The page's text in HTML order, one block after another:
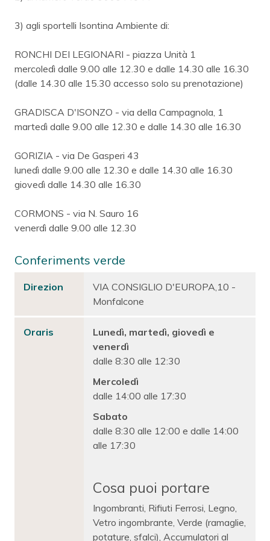
3) agli sportelli Isontina Ambiente di:
RONCHI DEI LEGIONARI - piazza Unità 1
mercoledì dalle 9.00 alle 12.30 e dalle 14.30 alle 16.30
(dalle 14.30 alle 15.30 accesso solo su prenotazione)
GRADISCA D'ISONZO - via della Campagnola, 1
martedì dalle 9.00 alle 12.30 e dalle 14.30 alle 16.30
GORIZIA - via De Gasperi 43
lunedì dalle 9.00 alle 12.30 e dalle 14.30 alle 16.30
giovedì dalle 14.30 alle 16.30
CORMONS - via N. Sauro 16
venerdì dalle 9.00 alle 12.30
Conferiments verde
Direzion
VIA CONSIGLIO D'EUROPA,10 -
Monfalcone
Oraris
Lunedì, martedì, giovedì e
venerdì
dalle 8:30 alle 12:30
Mercoledì
dalle 14:00 alle 17:30
Sabato
dalle 8:30 alle 12:00 e dalle 14:00
alle 17:30
Cosa puoi portare
Ingombranti, Rifiuti Ferrosi, Legno,
Vetro ingombrante, Verde (ramaglie,
potature, sfalci), Accumulatori al